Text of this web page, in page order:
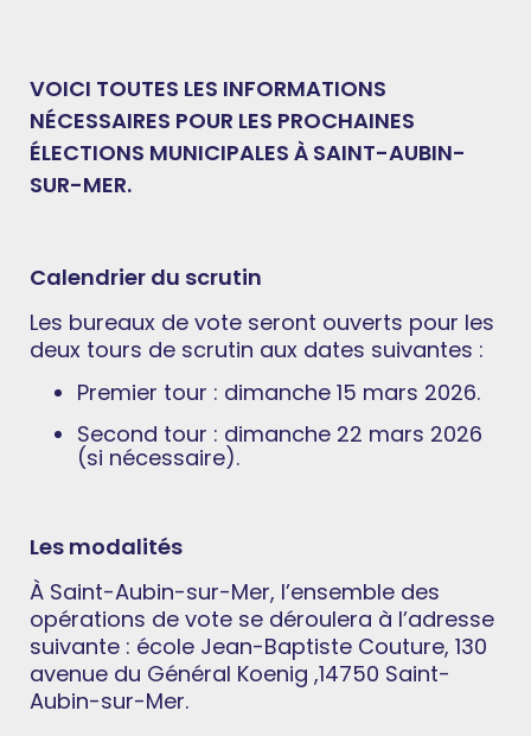
VOICI TOUTES LES INFORMATIONS
NÉCESSAIRES POUR LES PROCHAINES
ÉLECTIONS MUNICIPALES À SAINT-AUBIN-
SUR-MER.
Calendrier du scrutin
Les bureaux de vote seront ouverts pour les
deux tours de scrutin aux dates suivantes :
Premier tour : dimanche 15 mars 2026.
Second tour : dimanche 22 mars 2026
(si nécessaire).
Les modalités
À Saint-Aubin-sur-Mer, l’ensemble des
opérations de vote se déroulera à l’adresse
suivante : école Jean-Baptiste Couture, 130
avenue du Général Koenig ,14750 Saint-
Aubin-sur-Mer.